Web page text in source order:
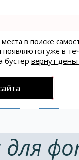
в поиске
уже в
бустер вернут
для